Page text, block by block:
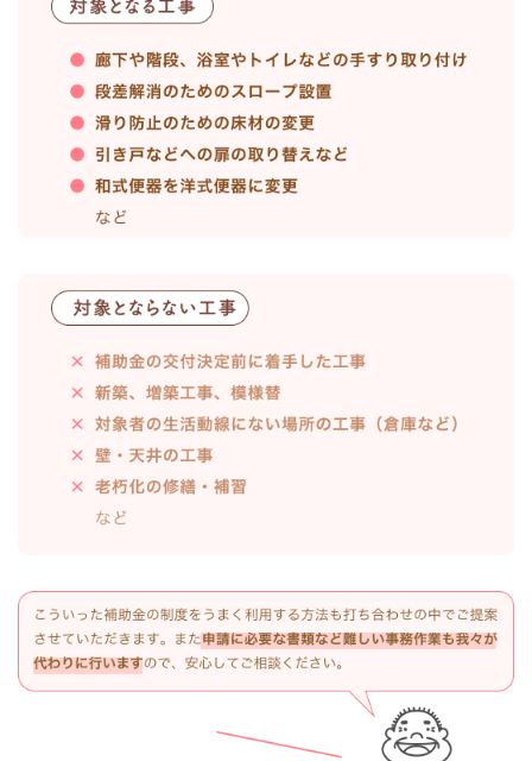
３か月近くの間、施工に対して多大なご協力を頂
き、無事引き渡すことが出来ました。完成後、入
院先から帰宅されたご主人様からも感謝のお言葉
を頂き、感無量でした。